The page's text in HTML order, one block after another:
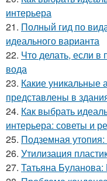
интерьера
21. Полный гид по
идеального варианта
22. Что делать, если в
вода
23. Какие уникальные
представлены в
24. Как выбрать
интерьера: советы и
25. Подземная
26. Утилизация
27. Татьяна Буланова: